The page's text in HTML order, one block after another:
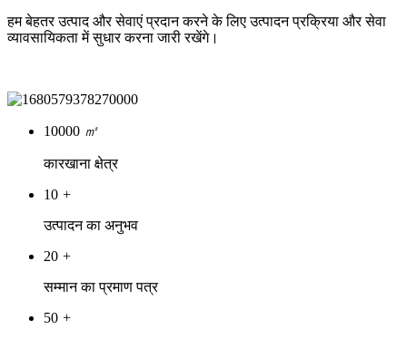
हम बेहतर उत्पाद और सेवाएं प्रदान करने के लिए उत्पादन प्रक्रिया और सेवा
व्यावसायिकता में सुधार करना जारी रखेंगे।
10000 ㎡
कारखाना क्षेत्र
10 +
उत्पादन का अनुभव
20 +
सम्मान का प्रमाण पत्र
50 +